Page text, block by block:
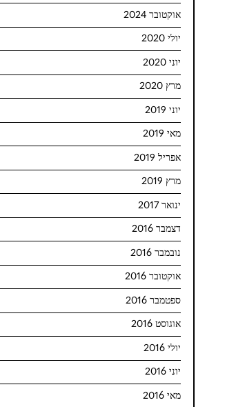
אוקטובר 2024
יולי 2020
יוני 2020
מרץ 2020
יוני 2019
מאי 2019
אפריל 2019
מרץ 2019
ינואר 2017
דצמבר 2016
נובמבר 2016
אוקטובר 2016
ספטמבר 2016
אוגוסט 2016
יולי 2016
יוני 2016
מאי 2016